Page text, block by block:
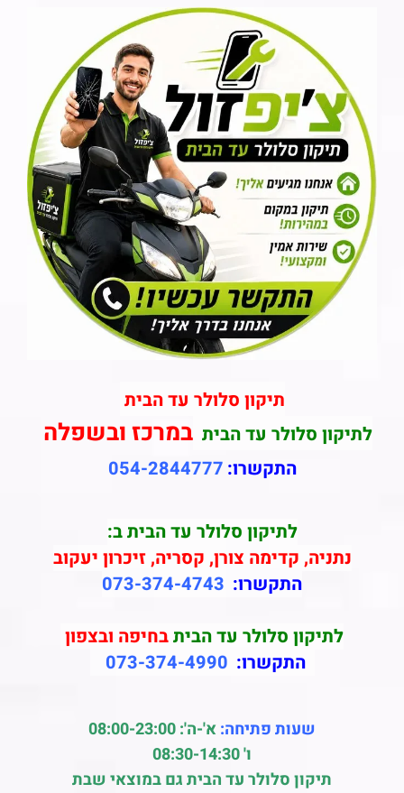
תיקון סלולר עד הבית
לתיקון סלולר עד הביתבמרכז ובשפלה
התקשרו: 054-2844777
לתיקון סלולר עד הבית ב:
נתניה, קדימה צורן, קסריה, זיכרון יעקוב
התקשרו: 073-374-4743
לתיקון סלולר עד הביתבחיפה ובצפון
התקשרו: 073-374-4990
שעות פתיחה:א'-ה': 08:00-23:00
ו' 08:30-14:30
תיקון סלולר עד הבית גם במוצאי שבת